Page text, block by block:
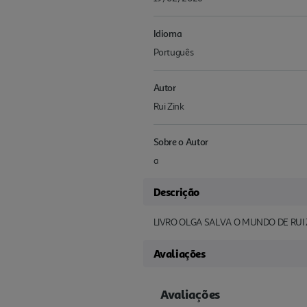
Idioma
Português
Autor
Rui Zink
Sobre o Autor
a
Descrição
LIVRO OLGA SALVA O MUNDO DE RUI
Avaliações